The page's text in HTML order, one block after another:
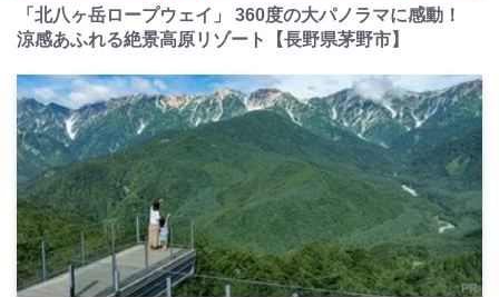
「北八ヶ岳ロープウェイ」 360度の大パノラマに感動！
涼感あふれる絶景高原リゾート【長野県茅野市】
PR